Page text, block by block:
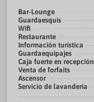
Bar-Lounge
Guardaesquís
Wifi
Restaurante
Información turística
Guardaequipajes
Caja fuerte en recepción
Venta de forfaits
Ascensor
Servicio de lavandería